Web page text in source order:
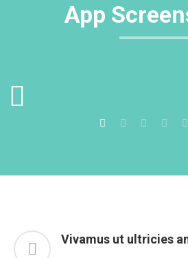
App
Vivamus ut ultricies